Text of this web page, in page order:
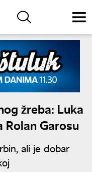
žreba: Luka
Rolan Garosu
ali je dobar